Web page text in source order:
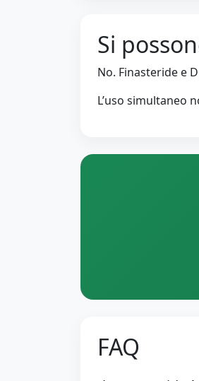
Si
No. Finasteride e
L’uso simultaneo
FAQ